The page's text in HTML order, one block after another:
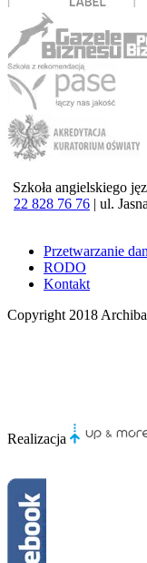
Szkoła angielskiego
22 828 76 76 | ul.
Przetwarzanie
RODO
Kontakt
Copyright 2018
Realizacja